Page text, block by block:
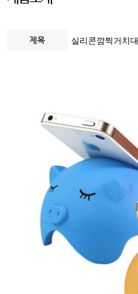
제목 실리콘깜찍거치대